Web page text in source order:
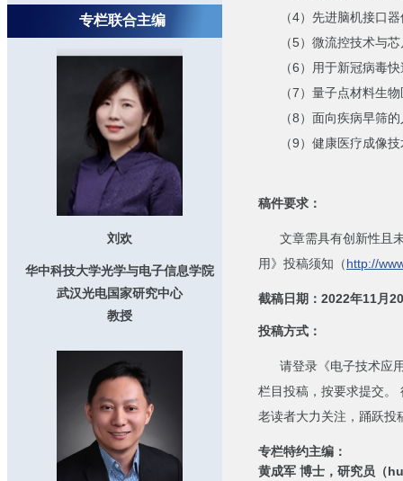
专栏联合主编
刘欢
华中科技大学光学与电子信息学院
武汉光电国家研究中心
教授
（4）先进脑机接口器
（5）微流控技术与芯
（6）用于新冠病毒快
（7）量子点材料生物
（8）面向疾病早筛的
（9）健康医疗成像技
稿件要求：
文章需具有创新性且未
用》投稿须知（http://
截稿日期：2022年11月
投稿方式：
请登录《电子技术应
栏目投稿，按要求提交。
老读者大力关注，踊跃投
专栏特约主编：
黄成军 博士，研究员（